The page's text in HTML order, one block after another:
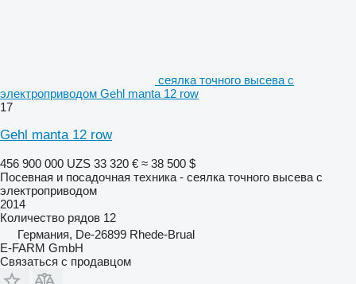
сеялка точного высева с
электроприводом Gehl manta 12 row
17
Gehl manta 12 row
456 900 000 UZS 33 320 € ≈ 38 500 $
Посевная и посадочная техника - сеялка точного высева с
электроприводом
2014
Количество рядов 12
Германия, De-26899 Rhede-Brual
E-FARM GmbH
Связаться с продавцом